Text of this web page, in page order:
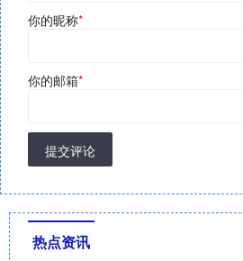
你的昵称*
你的邮箱*
提交评论
热点资讯